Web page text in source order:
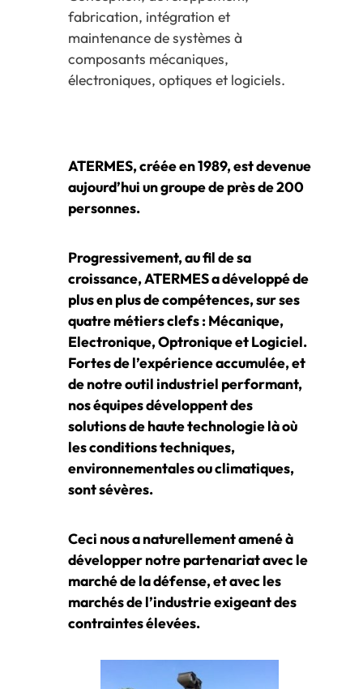
fabrication, intégration et
maintenance de systèmes à
composants mécaniques,
électroniques, optiques et logiciels.
ATERMES, créée en 1989, est devenue
aujourd’hui un groupe de près de 200
personnes.
Progressivement, au fil de sa
croissance, ATERMES a développé de
plus en plus de compétences, sur ses
quatre métiers clefs : Mécanique,
Electronique, Optronique et Logiciel.
Fortes de l’expérience accumulée, et
de notre outil industriel performant,
nos équipes développent des
solutions de haute technologie là où
les conditions techniques,
environnementales ou climatiques,
sont sévères.
Ceci nous a naturellement amené à
développer notre partenariat avec le
marché de la défense, et avec les
marchés de l’industrie exigeant des
contraintes élevées.